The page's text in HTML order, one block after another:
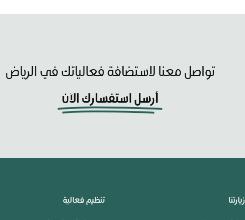
تواصل معنا لاستضافة فعالياتك في الرياض
أرسل استفسارك الآن
زيارتنا تنظيم فعالية